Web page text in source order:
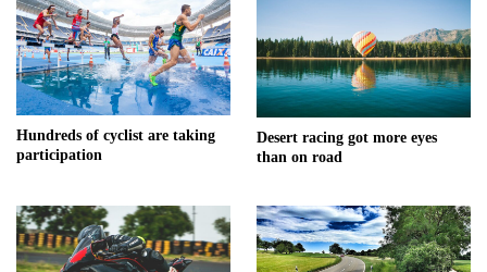
Hundreds of cyclist are taking
participation
Desert racing got more eyes
than on road